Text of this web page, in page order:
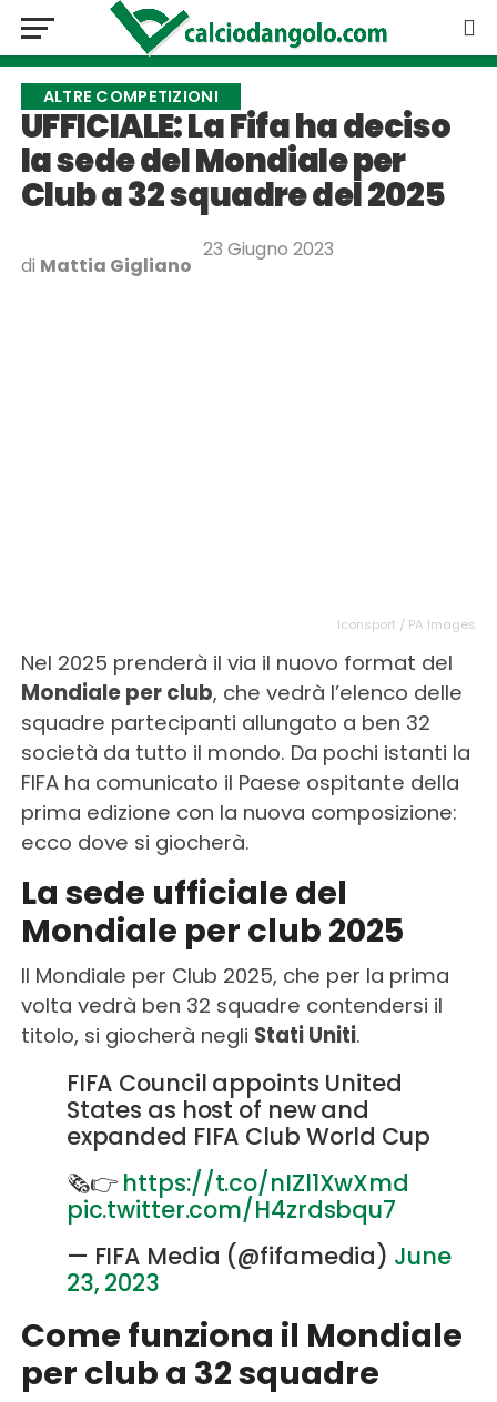
ALTRE COMPETIZIONI
UFFICIALE: La Fifa ha deciso
la sede del Mondiale per
Club a 32 squadre del 2025
di Mattia Gigliano
23 Giugno 2023
Iconsport / PA Images
Nel 2025 prenderà il via il nuovo format del
Mondiale per club, che vedrà l’elenco delle
squadre partecipanti allungato a ben 32
società da tutto il mondo. Da pochi istanti la
FIFA ha comunicato il Paese ospitante della
prima edizione con la nuova composizione:
ecco dove si giocherà.
La sede ufficiale del
Mondiale per club 2025
Il Mondiale per Club 2025, che per la prima
volta vedrà ben 32 squadre contendersi il
titolo, si giocherà negli Stati Uniti.
FIFA Council appoints United
States as host of new and
expanded FIFA Club World Cup
🗞️👉 https://t.co/nIZl1XwXmd
pic.twitter.com/H4zrdsbqu7
— FIFA Media (@fifamedia) June
23, 2023
Come funziona il Mondiale
per club a 32 squadre